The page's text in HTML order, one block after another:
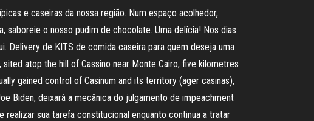
e caseiras da nossa região. Num espaço acolhedor,
saboreie o nosso pudim de chocolate. Uma delícia! Nos dias
Delivery de KITS de comida caseira para quem deseja uma
atop the hill of Cassino near Monte Cairo, five kilometres
gained control of Casinum and its territory (ager casinas),
Biden, deixará a mecânica do julgamento de impeachment
realizar sua tarefa constitucional enquanto continua a tratar